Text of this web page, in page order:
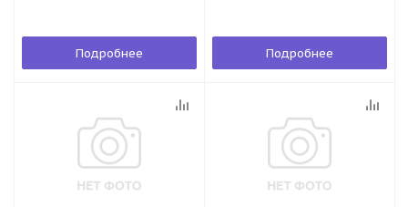
Подробнее Подробнее